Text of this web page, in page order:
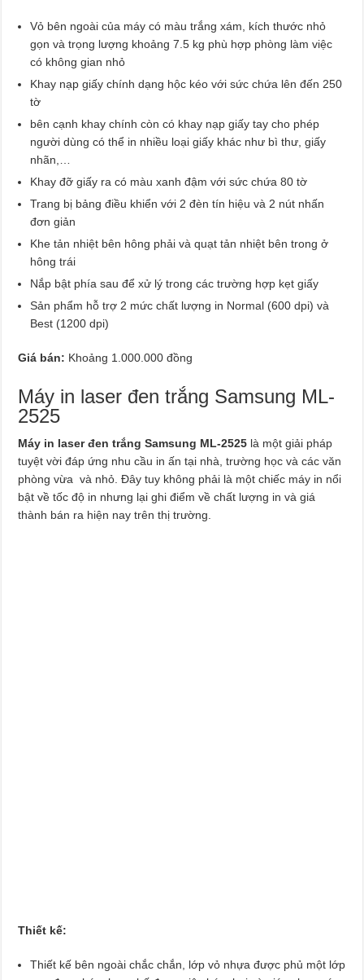
Vỏ bên ngoài của máy có màu trắng xám, kích thước nhỏ
gọn và trọng lượng khoảng 7.5 kg phù hợp phòng làm việc
có không gian nhỏ
Khay nạp giấy chính dạng hộc kéo với sức chứa lên đến 250
tờ
bên cạnh khay chính còn có khay nạp giấy tay cho phép
người dùng có thể in nhiều loại giấy khác như bì thư, giấy
nhãn,…
Khay đỡ giấy ra có màu xanh đậm với sức chứa 80 tờ
Trang bị bảng điều khiển với 2 đèn tín hiệu và 2 nút nhấn
đơn giản
Khe tản nhiệt bên hông phải và quạt tản nhiệt bên trong ở
hông trái
Nắp bật phía sau để xử lý trong các trường hợp kẹt giấy
Sản phẩm hỗ trợ 2 mức chất lượng in Normal (600 dpi) và
Best (1200 dpi)
Giá bán: Khoảng 1.000.000 đồng
Máy in laser đen trắng Samsung ML-
2525
Máy in laser đen trắng Samsung ML-2525 là một giải pháp
tuyệt vời đáp ứng nhu cầu in ấn tại nhà, trường học và các văn
phòng vừa và nhỏ. Đây tuy không phải là một chiếc máy in nổi
bật về tốc độ in nhưng lại ghi điểm về chất lượng in và giá
thành bán ra hiện nay trên thị trường.
Thiết kế:
Thiết kế bên ngoài chắc chắn, lớp vỏ nhựa được phủ một lớp